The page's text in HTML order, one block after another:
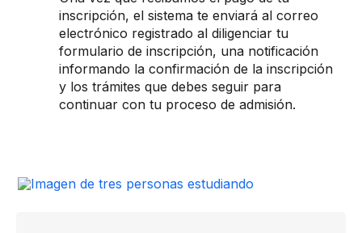
inscripción, el sistema te enviará al correo
electrónico registrado al diligenciar tu
formulario de inscripción, una notificación
informando la confirmación de la inscripción
y los trámites que debes seguir para
continuar con tu proceso de admisión.